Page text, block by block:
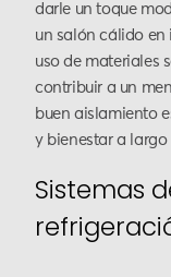
darle un toque
un salón cálido en
uso de materiales
contribuir a un
buen aislamiento
y bienestar a largo
Sistemas